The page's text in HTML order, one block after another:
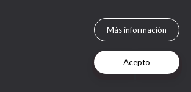
Mapa Filtros
Más información
Acepto